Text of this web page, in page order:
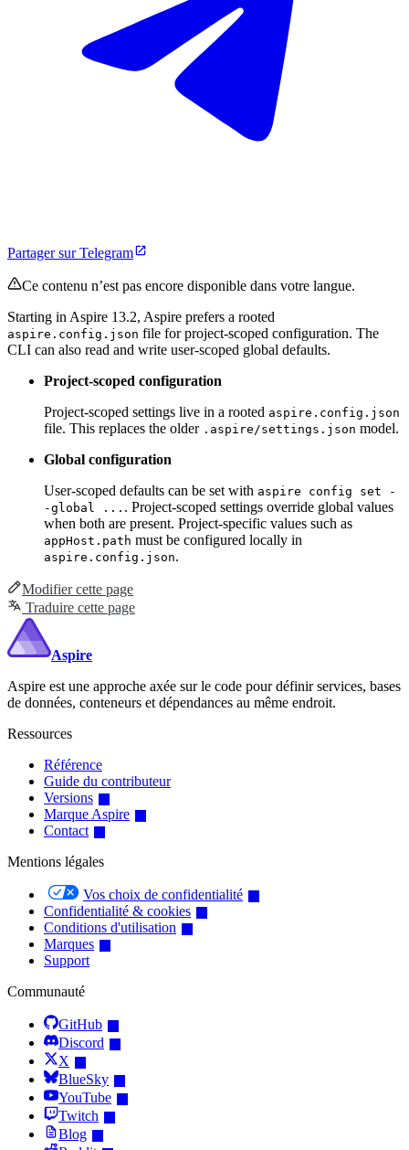
Partager sur Telegram
Ce contenu n’est pas encore disponible dans votre langue.
Starting in Aspire 13.2, Aspire prefers a rooted
aspire.config.json file for project-scoped configuration. The
CLI can also read and write user-scoped global defaults.
Project-scoped configuration
Project-scoped settings live in a rooted aspire.config.json
file. This replaces the older .aspire/settings.json model.
Global configuration
User-scoped defaults can be set with aspire config set -
-global ... . Project-scoped settings override global values
when both are present. Project-specific values such as
appHost.path must be configured locally in
aspire.config.json.
Modifier cette page
Traduire cette page
Aspire
Aspire est une approche axée sur le code pour définir services, bases
de données, conteneurs et dépendances au même endroit.
Ressources
Référence
Guide du contributeur
Versions
Marque Aspire
Contact
Mentions légales
Vos choix de confidentialité
Confidentialité & cookies
Conditions d'utilisation
Marques
Support
Communauté
GitHub
Discord
X
BlueSky
YouTube
Twitch
Blog